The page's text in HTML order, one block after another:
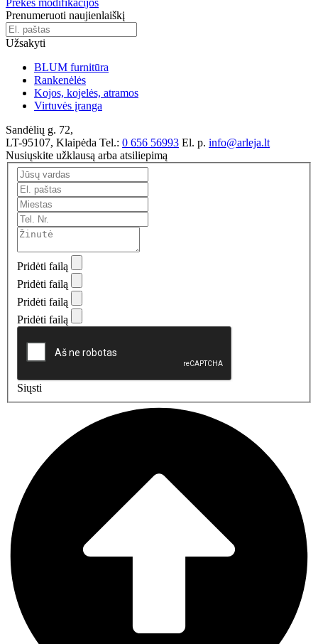
Prenumeruoti naujienlaiškį
Užsakyti
BLUM furnitūra
Rankenėlės
Kojos, kojelės, atramos
Virtuvės įranga
Sandėlių g. 72,
LT-95107, Klaipėda Tel.: 0 656 56993 El. p. info@arleja.lt
Nusiųskite užklausą arba atsiliepimą
Pridėti failą
Pridėti failą
Pridėti failą
Pridėti failą
Siųsti